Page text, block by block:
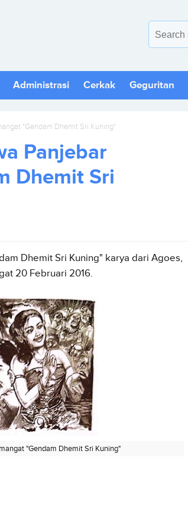
Administrasi Cerkak Geguritan
"Gendam Dhemit Sri Kuning"
Panjebar
Dhemit Sri
Dhemit Sri Kuning" karya dari Agoes,
20 Februari 2016.
"Gendam Dhemit Sri Kuning"